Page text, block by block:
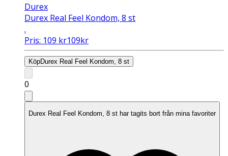
Durex
Durex Real Feel Kondom, 8 st
.
Pris: 109 kr109kr
KöpDurex Real Feel Kondom, 8 st
0
Durex Real Feel Kondom, 8 st har tagits bort från mina favoriter